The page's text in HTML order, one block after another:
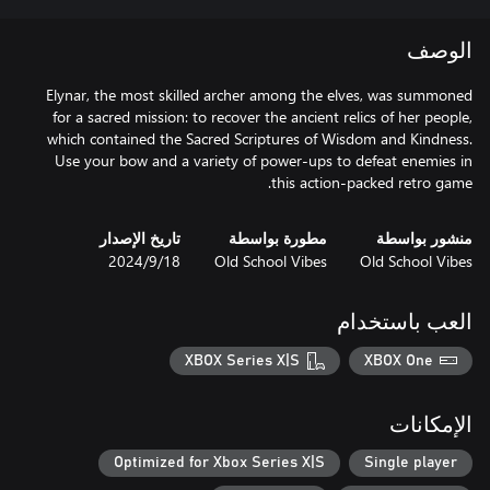
الوصف
Elynar, the most skilled archer among the elves, was summoned
for a sacred mission: to recover the ancient relics of her people,
which contained the Sacred Scriptures of Wisdom and Kindness.
Use your bow and a variety of power-ups to defeat enemies in
this action-packed retro game.
منشور بواسطة
Old School Vibes
مطورة بواسطة
Old School Vibes
تاريخ الإصدار
18‏/9‏/2024
العب باستخدام
XBOX One
XBOX Series X|S
الإمكانات
Single player
Optimized for Xbox Series X|S